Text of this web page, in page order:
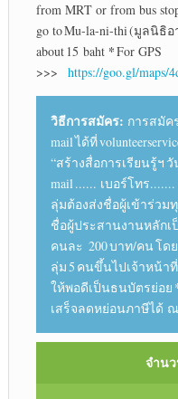
from MRT or from bus
go to Mu-la-ni-thi (มูลนิธิอ
about 15 baht *For GPS
>>> https://goo.gl/maps/
วิธีการสมัคร: การสมัค
mail ได้ที่
“สร้างสื่อการเรียนรู้ฯ
mail ...... เบอร์โทร
ลุ่มต้องส่งชื่อผู้เข้าร่วม
ชื่อผู้ประสานงานหลั
คนละ 200 บาท/คน โด
ลุ่ม 5 คนขึ้นไปเจ้าหน้า
ให้พอดีเป็นธนบัตรย่อย
เสร็จลดหย่อนภาษีได้
จำน